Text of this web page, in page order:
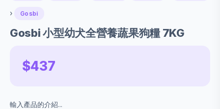
› Gosbi
Gosbi 小型幼犬全營養蔬果狗糧 7KG
$437
輸入產品的介紹...